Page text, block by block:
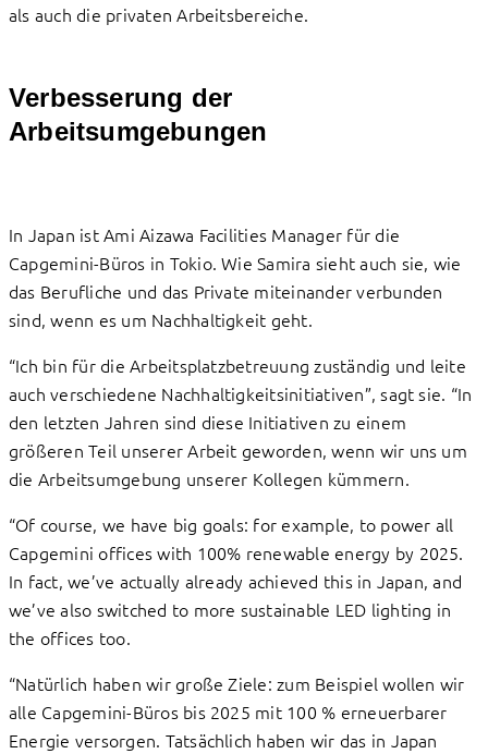
als auch die privaten Arbeitsbereiche.
Verbesserung der
Arbeitsumgebungen
In Japan ist Ami Aizawa Facilities Manager für die
Capgemini-Büros in Tokio. Wie Samira sieht auch sie, wie
das Berufliche und das Private miteinander verbunden
sind, wenn es um Nachhaltigkeit geht.
“Ich bin für die Arbeitsplatzbetreuung zuständig und leite
auch verschiedene Nachhaltigkeitsinitiativen”, sagt sie. “In
den letzten Jahren sind diese Initiativen zu einem
größeren Teil unserer Arbeit geworden, wenn wir uns um
die Arbeitsumgebung unserer Kollegen kümmern.
“Of course, we have big goals: for example, to power all
Capgemini offices with 100% renewable energy by 2025.
In fact, we’ve actually already achieved this in Japan, and
we’ve also switched to more sustainable LED lighting in
the offices too.
“Natürlich haben wir große Ziele: zum Beispiel wollen wir
alle Capgemini-Büros bis 2025 mit 100 % erneuerbarer
Energie versorgen. Tatsächlich haben wir das in Japan